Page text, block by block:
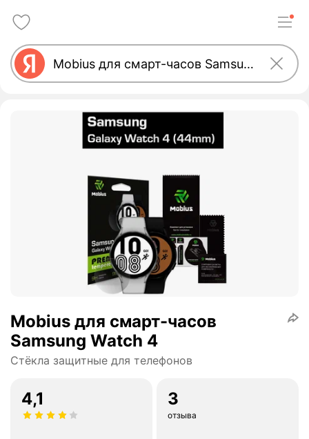
Mobius для смарт-часов
Samsung Watch 4
Стёкла защитные для телефонов
4,1 3
отзыва